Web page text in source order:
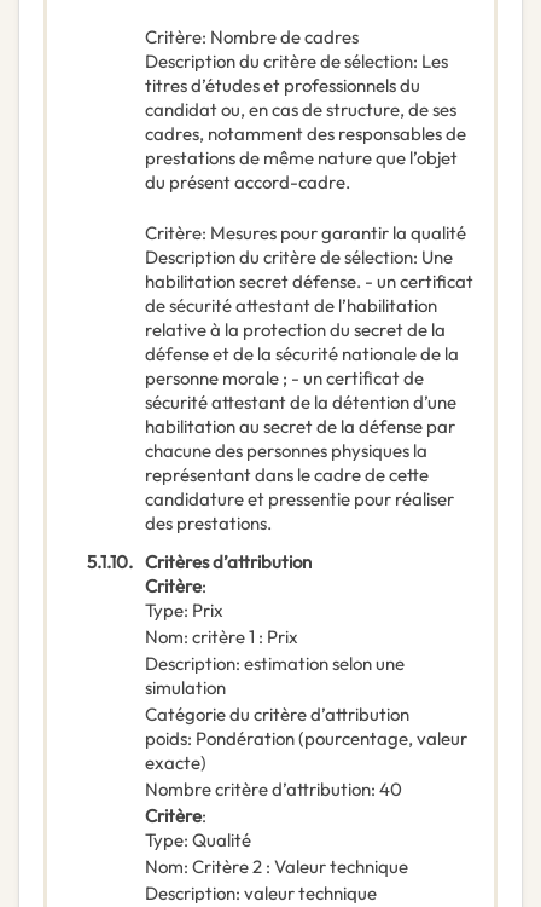
Critère: Nombre de cadres
Description du critère de sélection: Les
titres d’études et professionnels du
candidat ou, en cas de structure, de ses
cadres, notamment des responsables de
prestations de même nature que l’objet
du présent accord-cadre.
Critère: Mesures pour garantir la qualité
Description du critère de sélection: Une
habilitation secret défense. - un certificat
de sécurité attestant de l’habilitation
relative à la protection du secret de la
défense et de la sécurité nationale de la
personne morale ; - un certificat de
sécurité attestant de la détention d’une
habilitation au secret de la défense par
chacune des personnes physiques la
représentant dans le cadre de cette
candidature et pressentie pour réaliser
des prestations.
5.1.10. Critères d’attribution
Critère:
Type: Prix
Nom: critère 1 : Prix
Description: estimation selon une
simulation
Catégorie du critère d’attribution
poids: Pondération (pourcentage, valeur
exacte)
Nombre critère d’attribution: 40
Critère:
Type: Qualité
Nom: Critère 2 : Valeur technique
Description: valeur technique